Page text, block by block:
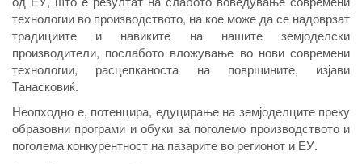
технологии во производството, на кое може да се надоврзат
традициите и навиките на нашите земјоделски
производители, послабото вложување во нови современи
технологии, расцепканоста на површините, изјави
Танасковиќ.
Неопходно е, потенцира, едуцирање на земјоделците преку
образовни програми и обуки за поголемо производството и
поголема конкурентност на пазарите во регионот и ЕУ.